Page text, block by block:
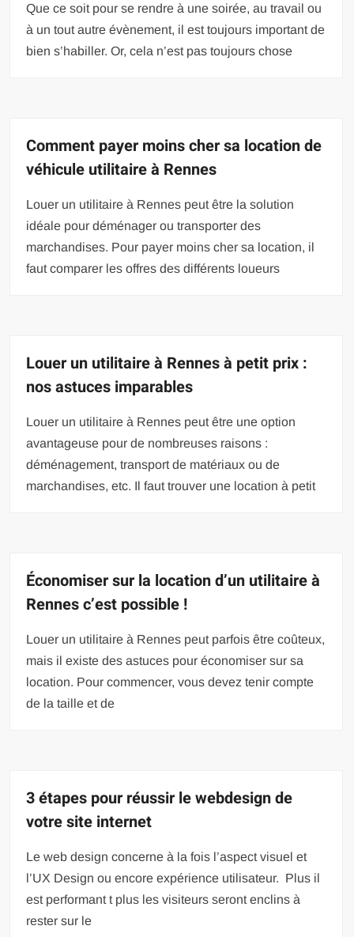
Que ce soit pour se rendre à une soirée, au travail ou
à un tout autre évènement, il est toujours important de
bien s’habiller. Or, cela n’est pas toujours chose
Comment payer moins cher sa location de
véhicule utilitaire à Rennes
Louer un utilitaire à Rennes peut être la solution
idéale pour déménager ou transporter des
marchandises. Pour payer moins cher sa location, il
faut comparer les offres des différents loueurs
Louer un utilitaire à Rennes à petit prix :
nos astuces imparables
Louer un utilitaire à Rennes peut être une option
avantageuse pour de nombreuses raisons :
déménagement, transport de matériaux ou de
marchandises, etc. Il faut trouver une location à petit
Économiser sur la location d’un utilitaire à
Rennes c’est possible !
Louer un utilitaire à Rennes peut parfois être coûteux,
mais il existe des astuces pour économiser sur sa
location. Pour commencer, vous devez tenir compte
de la taille et de
3 étapes pour réussir le webdesign de
votre site internet
Le web design concerne à la fois l’aspect visuel et
l’UX Design ou encore expérience utilisateur. Plus il
est performant t plus les visiteurs seront enclins à
rester sur le